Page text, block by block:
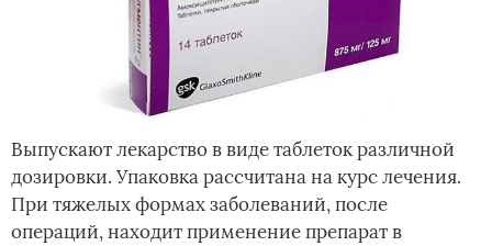
Выпускают лекарство в виде таблеток различной
дозировки. Упаковка рассчитана на курс лечения.
При тяжелых формах заболеваний, после
операций, находит применение препарат в